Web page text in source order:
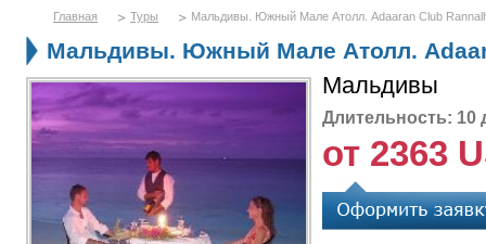
Главная Туры Мальдивы. Южный Мале Атолл. Adaaran Club
Мальдивы. Южный Мале Атолл.
Мальдивы
Длительность: 10
от 2363